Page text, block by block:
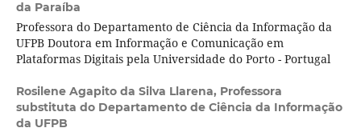
da Paraíba
Professora do Departamento de Ciência da Informação da
UFPB Doutora em Informação e Comunicação em
Plataformas Digitais pela Universidade do Porto - Portugal
Rosilene Agapito da Silva Llarena, Professora
substituta do Departamento de Ciência da Informação
da UFPB